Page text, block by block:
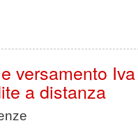
versamento
a distanza